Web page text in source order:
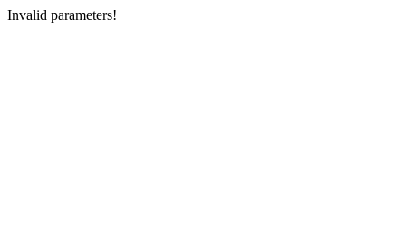
Invalid parameters!